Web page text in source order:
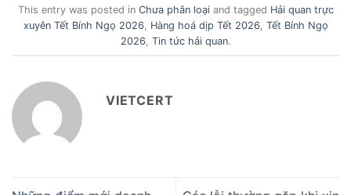
This entry was posted in Chưa phân loạiand tagged Hải quan trực
xuyên Tết Bính Ngọ 2026
Hàng hoá dịp Tết 2026 Tết Bính Ngọ
2026 Tin tức hải quan.
VIETCERT